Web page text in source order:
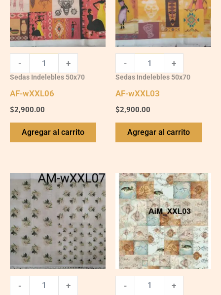
- +
Sedas Indelebles 50x70
AF-wXXL06
$2,900.00
Agregar al carrito
- +
Sedas Indelebles 50x70
AF-wXXL03
$2,900.00
Agregar al carrito
AM-
wXXL07
quantity
- +
AiM_XXL03
quantity
- +